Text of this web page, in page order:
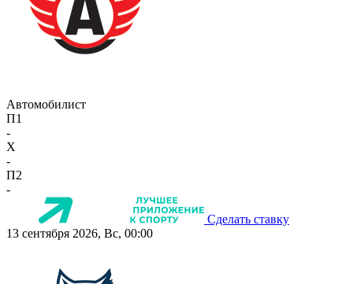
Автомобилист
П1
-
X
-
П2
-
Сделать ставку
13 сентября 2026, Вс, 00:00